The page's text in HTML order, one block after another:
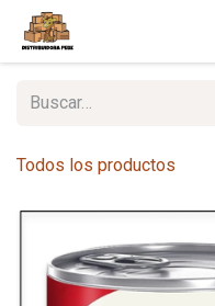
Ir al contenido
Todos los productos